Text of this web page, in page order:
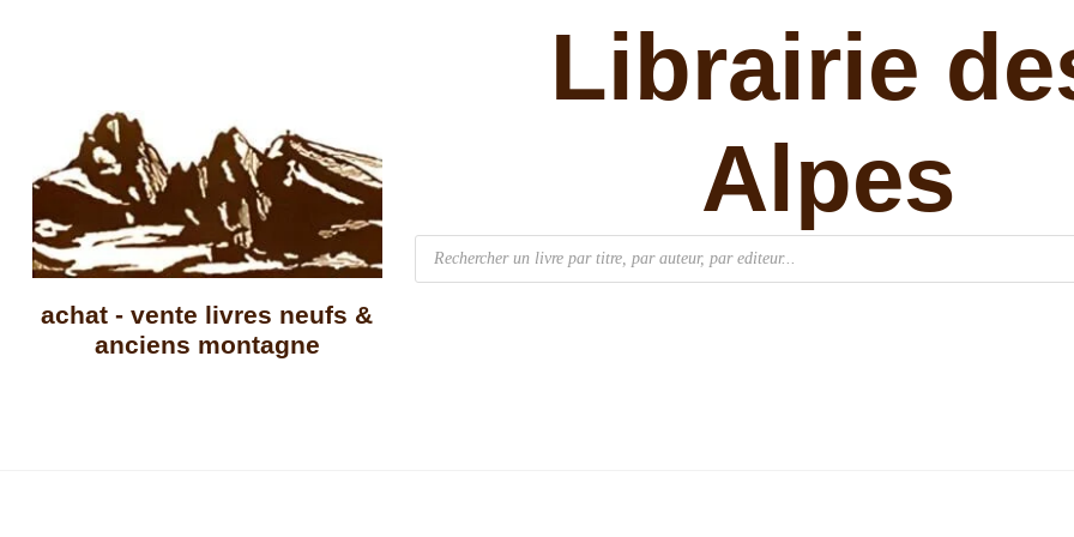
achat - vente livres neufs &
anciens montagne
Librairie
Alpes